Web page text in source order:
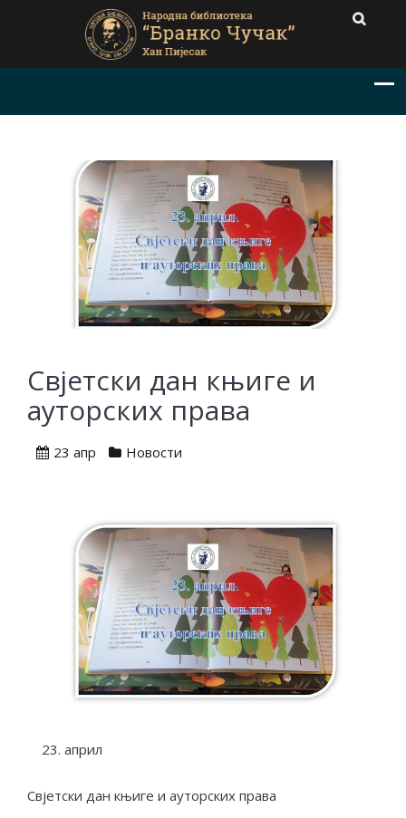
Свјетски дан књиге и
ауторских права
23 апр Новости
23. април
Свјетски дан књиге и ауторских права